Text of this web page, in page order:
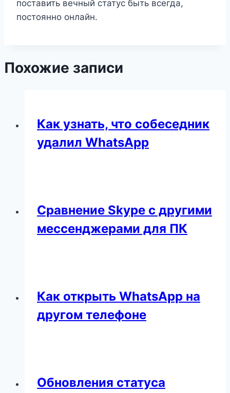
поставить вечный статус быть всегда,
постоянно онлайн.
Похожие записи
Как узнать, что собеседник
удалил WhatsApp
Сравнение Skype с другими
мессенджерами для ПК
Как открыть WhatsApp на
другом телефоне
Обновления статуса